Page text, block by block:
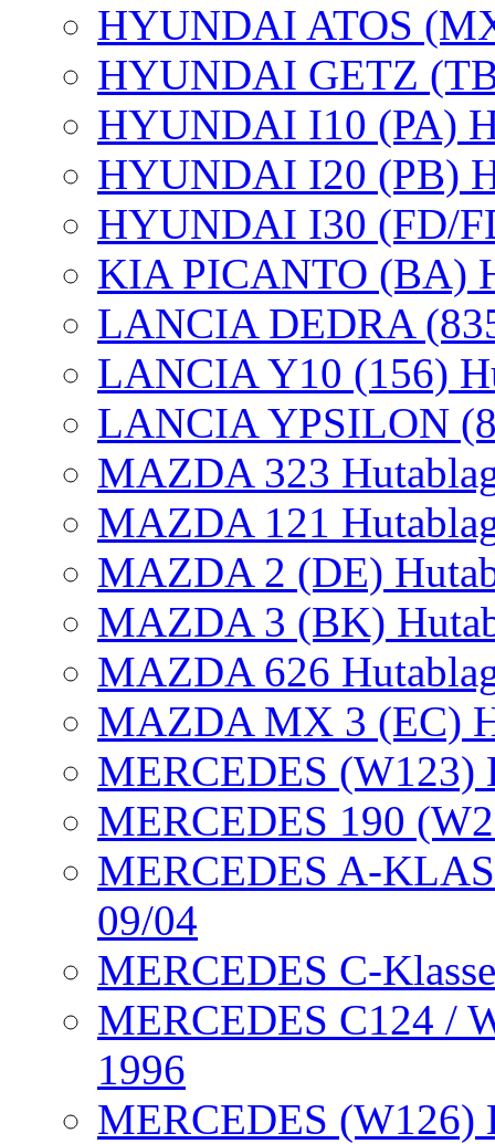
HYUNDAI ATOS
HYUNDAI GETZ
HYUNDAI I10 (PA)
HYUNDAI I20 (PB)
HYUNDAI I30 (FD/
KIA PICANTO (BA)
LANCIA DEDRA
LANCIA Y10 (156)
LANCIA YPSILON
MAZDA 323
MAZDA 121
MAZDA 2 (DE)
MAZDA 3 (BK)
MAZDA 626
MAZDA MX 3 (EC)
MERCEDES (W123)
MERCEDES 190
MERCEDES A-
09/04
MERCEDES C-
MERCEDES C124 /
1996
MERCEDES (W126)